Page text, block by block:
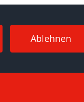
Ablehnen